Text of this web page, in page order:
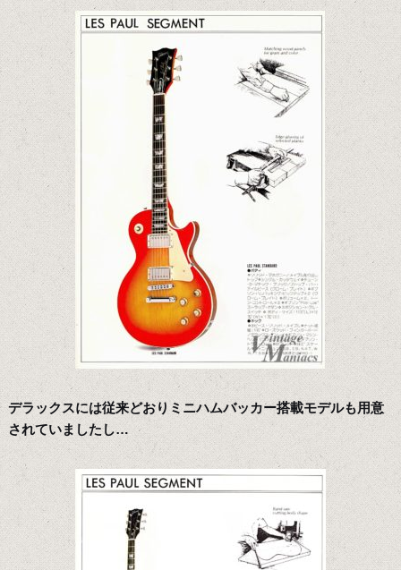
デラックスには従来どおりミニハムバッカー搭載モデルも用意
されていましたし…